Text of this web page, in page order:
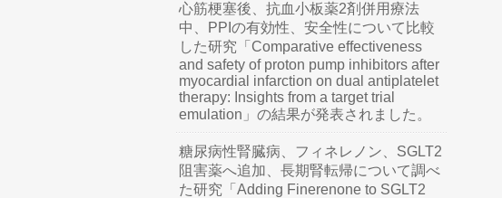
心筋梗塞後、抗血小板薬2剤併用療法
中、PPIの有効性、安全性について比較
した研究「Comparative effectiveness
and safety of proton pump inhibitors after
myocardial infarction on dual antiplatelet
therapy: Insights from a target trial
emulation」の結果が発表されました。
糖尿病性腎臓病、フィネレノン、SGLT2
阻害薬へ追加、長期腎転帰について調べ
た研究「Adding Finerenone to SGLT2